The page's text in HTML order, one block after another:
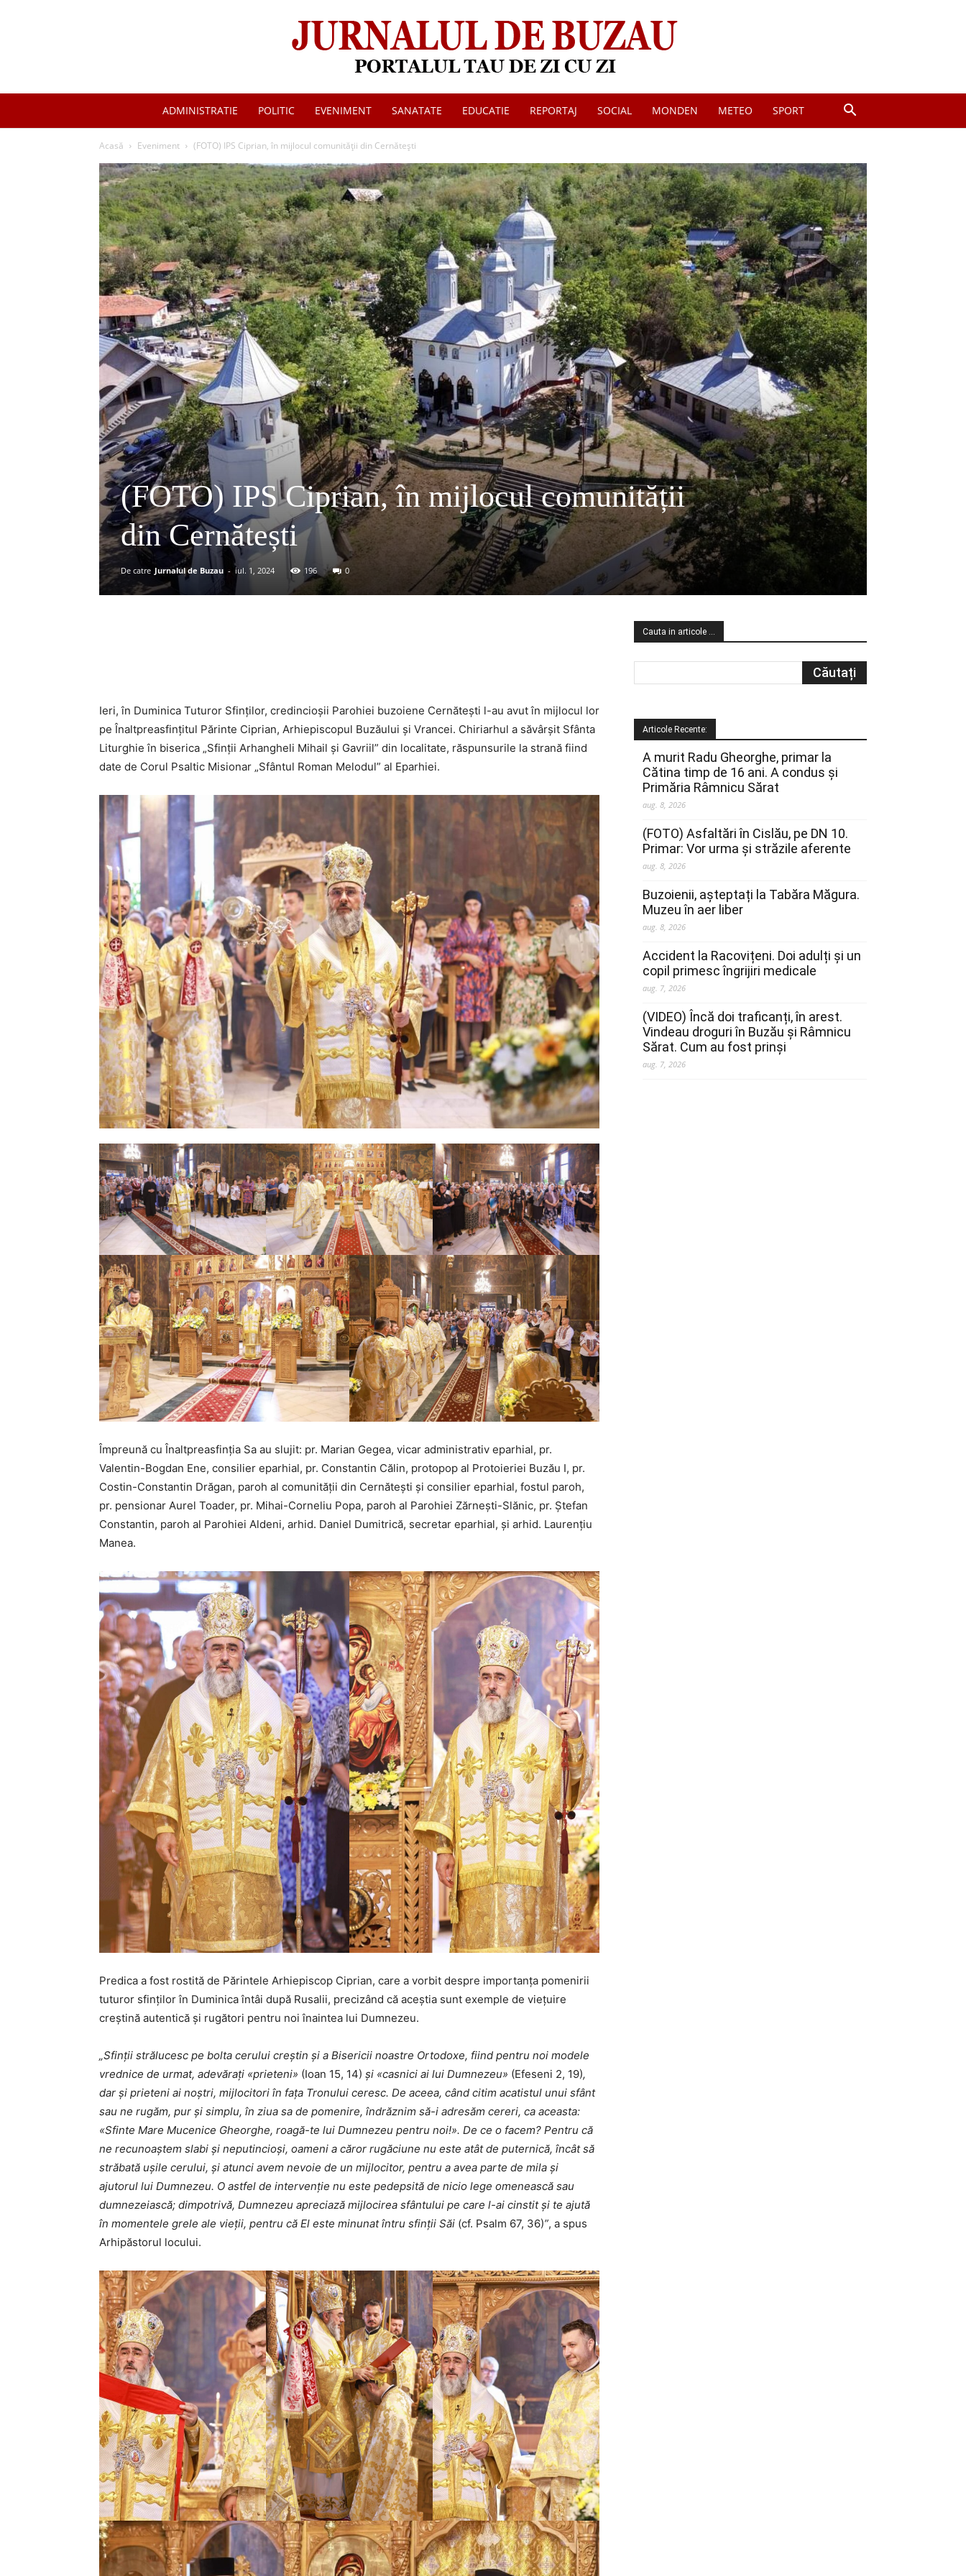
Jurnalul
de
Buzau
ADMINISTRATIE POLITIC EVENIMENT SANATATE EDUCATIE REPORTAJ SOCIAL MONDEN METEO SPORT
Acasă Eveniment (FOTO) IPS Ciprian, în mijlocul comunității din Cernătești
(FOTO) IPS Ciprian, în mijlocul comunității
din Cernătești
De catre Jurnalul de Buzau - iul. 1, 2024 196 0
Ieri, în Duminica Tuturor Sfinților, credincioșii Parohiei buzoiene Cernătești l-au avut în mijlocul lor
pe Înaltpreasfințitul Părinte Ciprian, Arhiepiscopul Buzăului și Vrancei. Chiriarhul a săvârșit Sfânta
Liturghie în biserica „Sfinții Arhangheli Mihail și Gavriil” din localitate, răspunsurile la strană fiind
date de Corul Psaltic Misionar „Sfântul Roman Melodul” al Eparhiei.
Împreună cu Înaltpreasfinția Sa au slujit: pr. Marian Gegea, vicar administrativ eparhial, pr.
Valentin-Bogdan Ene, consilier eparhial, pr. Constantin Călin, protopop al Protoieriei Buzău I, pr.
Costin-Constantin Drăgan, paroh al comunității din Cernătești și consilier eparhial, fostul paroh,
pr. pensionar Aurel Toader, pr. Mihai-Corneliu Popa, paroh al Parohiei Zărnești-Slănic, pr. Ștefan
Constantin, paroh al Parohiei Aldeni, arhid. Daniel Dumitrică, secretar eparhial, și arhid. Laurențiu
Manea.
Predica a fost rostită de Părintele Arhiepiscop Ciprian, care a vorbit despre importanța pomenirii
tuturor sfinților în Duminica întâi după Rusalii, precizând că aceștia sunt exemple de viețuire
creștină autentică și rugători pentru noi înaintea lui Dumnezeu.
„Sfinții strălucesc pe bolta cerului creștin și a Bisericii noastre Ortodoxe, fiind pentru noi modele
vrednice de urmat, adevărați «prieteni» (Ioan 15, 14) și «casnici ai lui Dumnezeu» (Efeseni 2, 19),
dar și prieteni ai noștri, mijlocitori în fața Tronului ceresc. De aceea, când citim acatistul unui sfânt
sau ne rugăm, pur și simplu, în ziua sa de pomenire, îndrăznim să-i adresăm cereri, ca aceasta:
«Sfinte Mare Mucenice Gheorghe, roagă-te lui Dumnezeu pentru noi!». De ce o facem? Pentru că
ne recunoaștem slabi și neputincioși, oameni a căror rugăciune nu este atât de puternică, încât să
străbată ușile cerului, și atunci avem nevoie de un mijlocitor, pentru a avea parte de mila și
ajutorul lui Dumnezeu. O astfel de intervenție nu este pedepsită de nicio lege omenească sau
dumnezeiască; dimpotrivă, Dumnezeu apreciază mijlocirea sfântului pe care l-ai cinstit și te ajută
în momentele grele ale vieții, pentru că El este minunat întru sfinții Săi (cf. Psalm 67, 36)”, a spus
Arhipăstorul locului.
Cauta in articole …
Articole Recente:
A murit Radu Gheorghe, primar la
Cătina timp de 16 ani. A condus și
Primăria Râmnicu Sărat
aug. 8, 2026
(FOTO) Asfaltări în Cislău, pe DN 10.
Primar: Vor urma și străzile aferente
aug. 8, 2026
Buzoienii, așteptați la Tabăra Măgura.
Muzeu în aer liber
aug. 8, 2026
Accident la Racovițeni. Doi adulți și un
copil primesc îngrijiri medicale
aug. 7, 2026
(VIDEO) Încă doi traficanți, în arest.
Vindeau droguri în Buzău și Râmnicu
Sărat. Cum au fost prinși
aug. 7, 2026